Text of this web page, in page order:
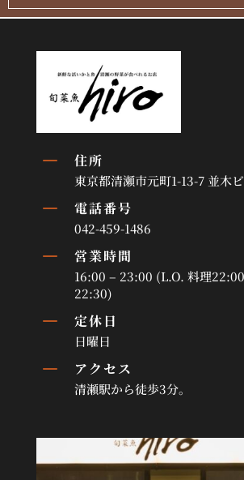
K 住所
東京都清瀬市元町1-13-7 並木
K 電話番号
042-459-1486
K 営業時間
16:00 – 23:00 (L.O. 料理
22:30)
K 定休日
日曜日
K アクセス
清瀬駅から徒歩3分。